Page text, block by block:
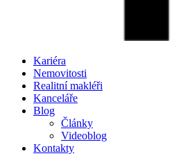
Kariéra
Nemovitosti
Realitní makléři
Kanceláře
Blog
Články
Videoblog
Kontakty